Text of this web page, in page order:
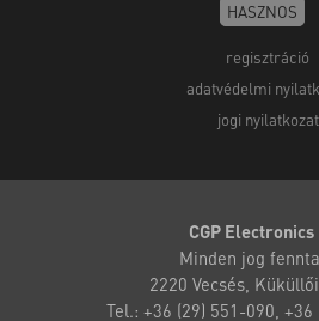
HASZNOS
regisztráció
adatvédelmi
jogi nyilatkozat
CGP Electronics
Minden jog
2220 Vecsés,
Tel.: +36 (29) 551-090, +36